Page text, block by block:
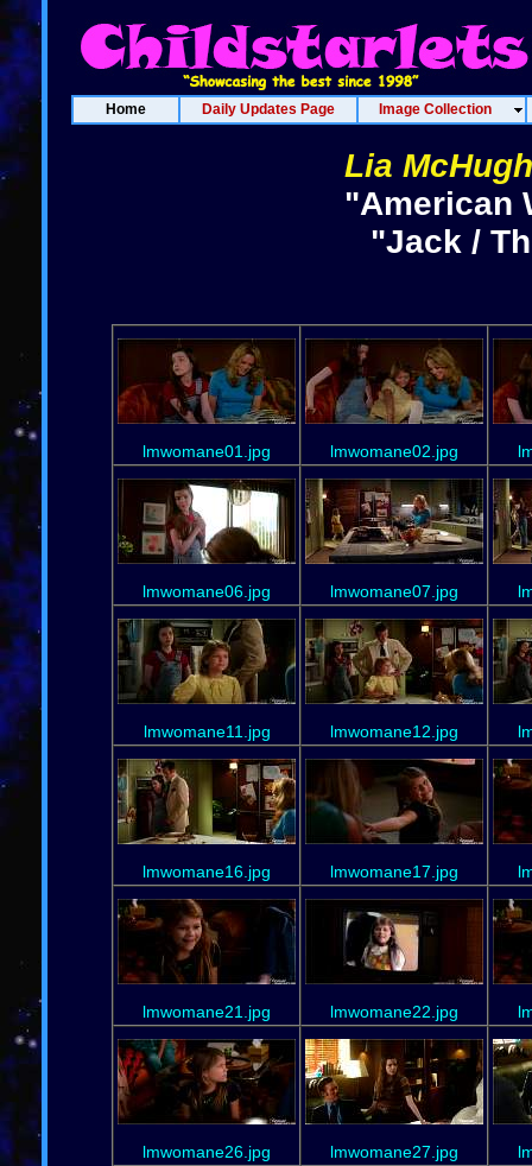
Home Daily Updates Page Image Collection
Lia McHugh
"American
"Jack /
lmwomane01.jpg lmwomane02.jpg
lmwomane06.jpg lmwomane07.jpg
lmwomane11.jpg lmwomane12.jpg
lmwomane16.jpg lmwomane17.jpg
lmwomane21.jpg lmwomane22.jpg
lmwomane26.jpg lmwomane27.jpg